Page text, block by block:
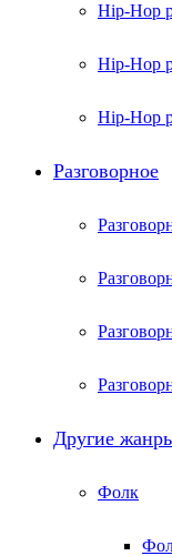
Hip-Hop
Hip-Hop
Hip-Hop
Разговорное
Другие
Фолк